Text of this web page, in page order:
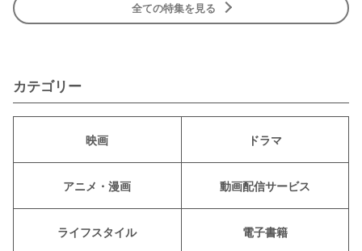
全ての特集を見る
カテゴリー
映画 ドラマ
アニメ・漫画 動画配信サービス
ライフスタイル 電子書籍